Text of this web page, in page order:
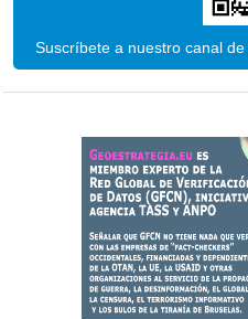
Suscríbete a nuestro canal